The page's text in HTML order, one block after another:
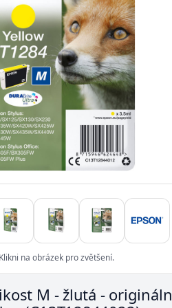
Klikni na obrázek pro zvětšení.
M - žlutá -